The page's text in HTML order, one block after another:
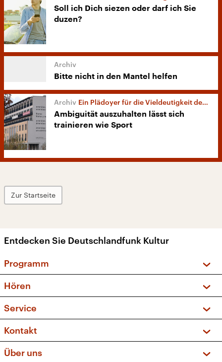
Soll ich Dich siezen oder darf ich Sie
duzen?
Bitte nicht in den Mantel helfen
Ein Plädoyer für die Vieldeutigkeit der Welt
Ambiguität auszuhalten lässt sich
trainieren wie Sport
Zur Startseite
Entdecken Sie Deutschlandfunk Kultur
Programm
Sendungen und Podcasts
Musikliste
Kakadu – Das Kinderprogramm
Hören
Frequenzen (UKW + DAB+)
Service
FAQ
Apps
Newsletter
Kontakt
Über uns